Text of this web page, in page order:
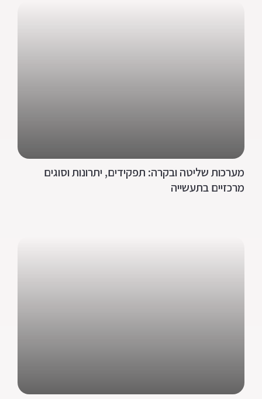
מערכות שליטה ובקרה: תפקידים, יתרונות וסוגים
מרכזיים בתעשייה